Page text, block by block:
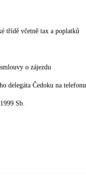
třídě včetně tax a poplatků
o zájezdu
delegáta Čedoku na telefonu
Sb.